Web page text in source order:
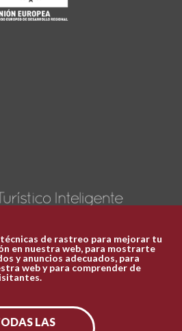
Plaza Mayor 1
969 241 051
ofi.turismo@cuenca.es
en las redes
de rastreo para mejorar tu
en nuestra web, para mostrarte
y anuncios adecuados, para
web y para comprender de
LAS